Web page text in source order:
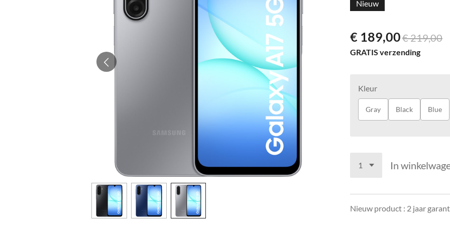
Nieuw
€ 189,00€ 219,00
GRATIS verzending
Kleur
Gray Black Blue
In
Nieuw product : 2 jaar